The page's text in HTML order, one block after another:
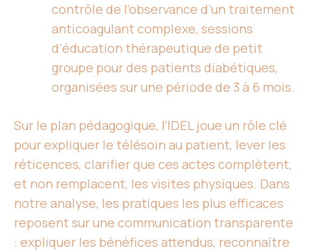
contrôle de l’observance d’un traitement
anticoagulant complexe, sessions
d’éducation thérapeutique de petit
groupe pour des patients diabétiques,
organisées sur une période de 3 à 6 mois.
Sur le plan pédagogique, l’IDEL joue un rôle clé
pour expliquer le télésoin au patient, lever les
réticences, clarifier que ces actes complètent,
et non remplacent, les visites physiques. Dans
notre analyse, les pratiques les plus efficaces
reposent sur une communication transparente
: expliquer les bénéfices attendus, reconnaître